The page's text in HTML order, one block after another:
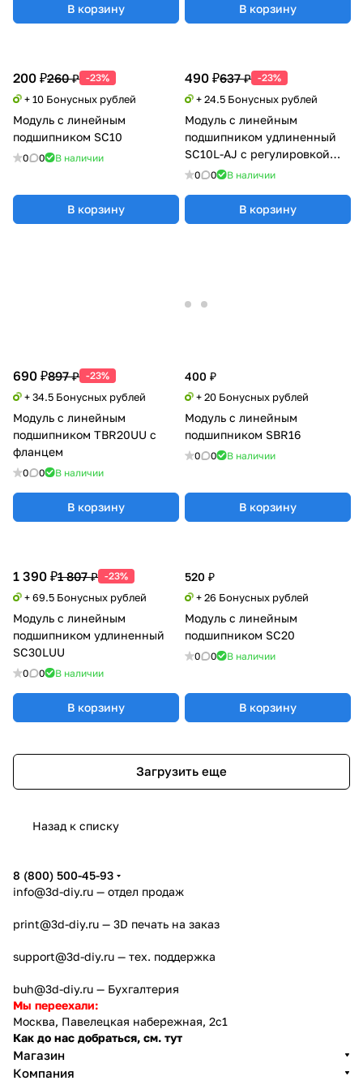
В корзину
200 ₽260 ₽ -23%
+ 10 Бонусных рублей
Модуль с линейным
подшипником SC10
0 0 В наличии
В корзину
490 ₽637 ₽ -23%
+ 24.5 Бонусных рублей
Модуль с линейным
подшипником удлиненный
SC10L-AJ с регулировкой
натяга
0 0 В наличии
В корзину
690 ₽897 ₽ -23%
+ 34.5 Бонусных рублей
Модуль с линейным
подшипником TBR20UU с
фланцем
0 0 В наличии
В корзину
400 ₽
+ 20 Бонусных рублей
Модуль с линейным
подшипником SBR16
0 0 В наличии
В корзину
В корзину
1 390 ₽1 807 ₽ -23%
+ 69.5 Бонусных рублей
Модуль с линейным
подшипником удлиненный
SC30LUU
0 0 В наличии
В корзину
520 ₽
+ 26 Бонусных рублей
Модуль с линейным
подшипником SC20
0 0 В наличии
В корзину
Загрузить еще
Назад к списку
8 (800) 500-45-93
info@3d-diy.ru — отдел продаж
print@3d-diy.ru — 3D печать на заказ
support@3d-diy.ru — тех. поддержка
buh@3d-diy.ru — Бухгалтерия
Мы переехали:
Москва, Павелецкая набережная, 2с1
Как до нас добраться, см. тут
Магазин
Компания